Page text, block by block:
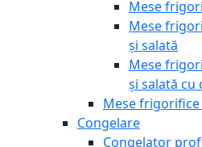
Mese
Mese
și salată
Mese
și salată cu
Mese
Congelare
Congelator